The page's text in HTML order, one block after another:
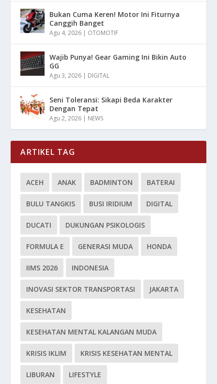
Bukan Cuma Keren! Motor Ini Fiturnya
Canggih Banget
Agu 4, 2026 | OTOMOTIF
Wajib Punya! Gear Gaming Ini Bikin Auto
GG
Agu 3, 2026 | DIGITAL
Seni Toleransi: Sikapi Beda Karakter
Dengan Tepat
Agu 2, 2026 | NEWS
ARTIKEL TAG
ACEH ANAK BADMINTON BATERAI
BULU TANGKIS BUSI IRIDIUM DIGITAL
DUCATI DUKUNGAN PSIKOLOGIS
FORMULA E GENERASI MUDA HONDA
IIMS 2026 INDONESIA
INOVASI SEKTOR TRANSPORTASI JAKARTA
KESEHATAN
KESEHATAN MENTAL KALANGAN MUDA
KRISIS IKLIM KRISIS KESEHATAN MENTAL
LIBURAN LIFESTYLE